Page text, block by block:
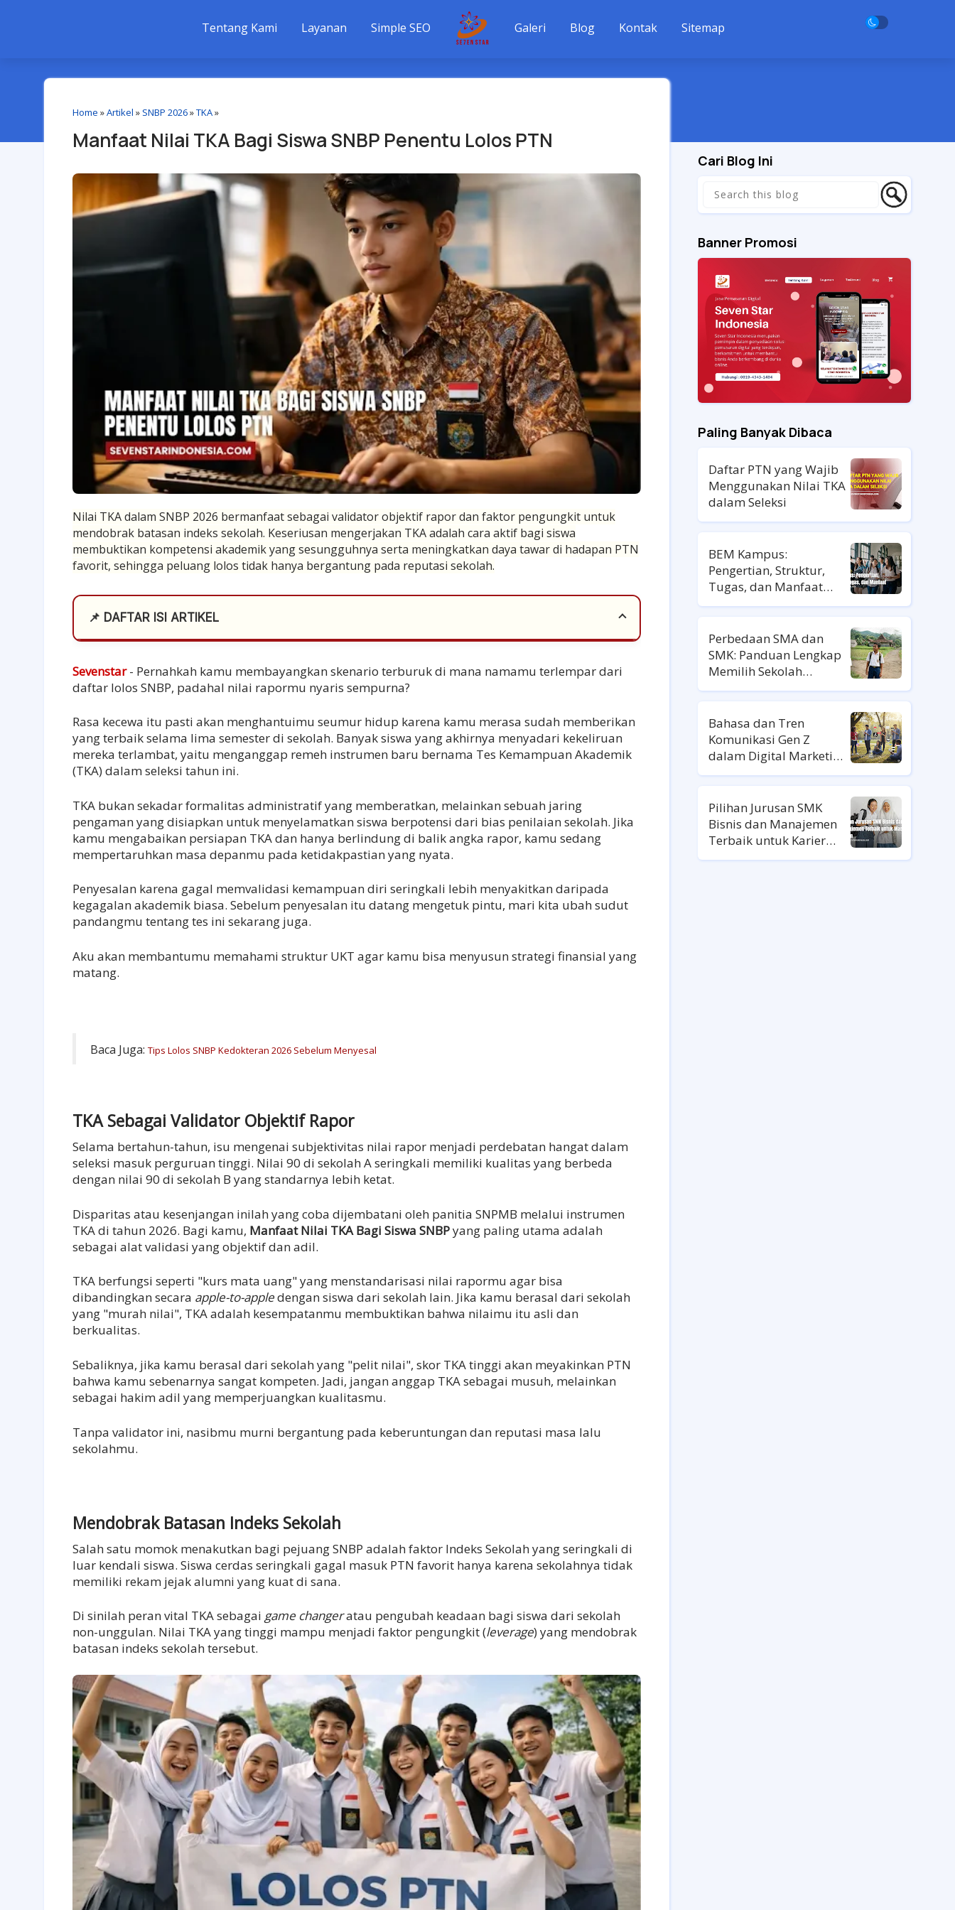
Tentang Kami Layanan Simple SEO Galeri Blog Kontak Sitemap
Home »Artikel » SNBP 2026»TKA»
Manfaat Nilai TKA Bagi Siswa SNBP Penentu Lolos PTN
Nilai TKA dalam SNBP 2026 bermanfaat sebagai validator objektif rapor dan faktor pengungkit untuk
mendobrak batasan indeks sekolah. Keseriusan mengerjakan TKA adalah cara aktif bagi siswa
membuktikan kompetensi akademik yang sesungguhnya serta meningkatkan daya tawar di hadapan PTN
favorit, sehingga peluang lolos tidak hanya bergantung pada reputasi sekolah.
📌 DAFTAR ISI ARTIKEL
Sevenstar- Pernahkah kamu membayangkan skenario terburuk di mana namamu terlempar dari
daftar lolos SNBP, padahal nilai rapormu nyaris sempurna?
Rasa kecewa itu pasti akan menghantuimu seumur hidup karena kamu merasa sudah memberikan
yang terbaik selama lima semester di sekolah. Banyak siswa yang akhirnya menyadari kekeliruan
mereka terlambat, yaitu menganggap remeh instrumen baru bernama Tes Kemampuan Akademik
(TKA) dalam seleksi tahun ini.
TKA bukan sekadar formalitas administratif yang memberatkan, melainkan sebuah jaring
pengaman yang disiapkan untuk menyelamatkan siswa berpotensi dari bias penilaian sekolah. Jika
kamu mengabaikan persiapan TKA dan hanya berlindung di balik angka rapor, kamu sedang
mempertaruhkan masa depanmu pada ketidakpastian yang nyata.
Penyesalan karena gagal memvalidasi kemampuan diri seringkali lebih menyakitkan daripada
kegagalan akademik biasa. Sebelum penyesalan itu datang mengetuk pintu, mari kita ubah sudut
pandangmu tentang tes ini sekarang juga.
Aku akan membantumu memahami struktur UKT agar kamu bisa menyusun strategi finansial yang
matang.
Baca Juga: Tips Lolos SNBP Kedokteran 2026 Sebelum Menyesal
TKA Sebagai Validator Objektif Rapor
Selama bertahun-tahun, isu mengenai subjektivitas nilai rapor menjadi perdebatan hangat dalam
seleksi masuk perguruan tinggi. Nilai 90 di sekolah A seringkali memiliki kualitas yang berbeda
dengan nilai 90 di sekolah B yang standarnya lebih ketat.
Disparitas atau kesenjangan inilah yang coba dijembatani oleh panitia SNPMB melalui instrumen
TKA di tahun 2026. Bagi kamu, Manfaat Nilai TKA Bagi Siswa SNBPyang paling utama adalah
sebagai alat validasi yang objektif dan adil.
TKA berfungsi seperti "kurs mata uang" yang menstandarisasi nilai rapormu agar bisa
dibandingkan secara apple-to-appledengan siswa dari sekolah lain. Jika kamu berasal dari sekolah
yang "murah nilai", TKA adalah kesempatanmu membuktikan bahwa nilaimu itu asli dan
berkualitas.
Sebaliknya, jika kamu berasal dari sekolah yang "pelit nilai", skor TKA tinggi akan meyakinkan PTN
bahwa kamu sebenarnya sangat kompeten. Jadi, jangan anggap TKA sebagai musuh, melainkan
sebagai hakim adil yang memperjuangkan kualitasmu.
Tanpa validator ini, nasibmu murni bergantung pada keberuntungan dan reputasi masa lalu
sekolahmu.
Mendobrak Batasan Indeks Sekolah
Salah satu momok menakutkan bagi pejuang SNBP adalah faktor Indeks Sekolah yang seringkali di
luar kendali siswa. Siswa cerdas seringkali gagal masuk PTN favorit hanya karena sekolahnya tidak
memiliki rekam jejak alumni yang kuat di sana.
Di sinilah peran vital TKA sebagai game changeratau pengubah keadaan bagi siswa dari sekolah
non-unggulan. Nilai TKA yang tinggi mampu menjadi faktor pengungkit (leverage) yang mendobrak
batasan indeks sekolah tersebut.
Cari Blog Ini
Banner Promosi
Paling Banyak Dibaca
Daftar PTN yang Wajib
Menggunakan Nilai TKA
dalam Seleksi
BEM Kampus:
Pengertian, Struktur,
Tugas, dan Manfaat
untuk Mahasiswa
Perbedaan SMA dan
SMK: Panduan Lengkap
Memilih Sekolah
Lanjutan
Bahasa dan Tren
Komunikasi Gen Z
dalam Digital Marketing
Ala Gen Z
Pilihan Jurusan SMK
Bisnis dan Manajemen
Terbaik untuk Karier
Masa Depan